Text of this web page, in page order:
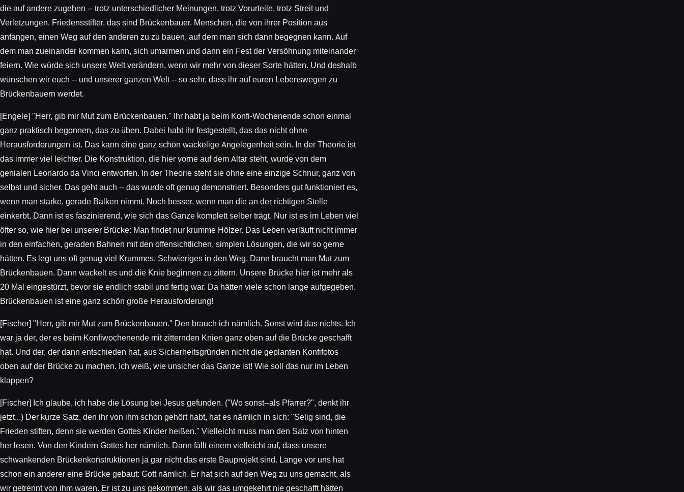
die auf andere zugehen -- trotz unterschiedlicher Meinungen, trotz Vorurteile, trotz Streit und
Verletzungen. Friedensstifter, das sind Brückenbauer. Menschen, die von ihrer Position aus
anfangen, einen Weg auf den anderen zu zu bauen, auf dem man sich dann begegnen kann. Auf
dem man zueinander kommen kann, sich umarmen und dann ein Fest der Versöhnung miteinander
feiern. Wie würde sich unsere Welt verändern, wenn wir mehr von dieser Sorte hätten. Und deshalb
wünschen wir euch -- und unserer ganzen Welt -- so sehr, dass ihr auf euren Lebenswegen zu
Brückenbauern werdet.
[Engele] "Herr, gib mir Mut zum Brückenbauen." Ihr habt ja beim Konfi-Wochenende schon einmal
ganz praktisch begonnen, das zu üben. Dabei habt ihr festgestellt, das das nicht ohne
Herausforderungen ist. Das kann eine ganz schön wackelige Angelegenheit sein. In der Theorie ist
das immer viel leichter. Die Konstruktion, die hier vorne auf dem Altar steht, wurde von dem
genialen Leonardo da Vinci entworfen. In der Theorie steht sie ohne eine einzige Schnur, ganz von
selbst und sicher. Das geht auch -- das wurde oft genug demonstriert. Besonders gut funktioniert es,
wenn man starke, gerade Balken nimmt. Noch besser, wenn man die an der richtigen Stelle
einkerbt. Dann ist es faszinierend, wie sich das Ganze komplett selber trägt. Nur ist es im Leben viel
öfter so, wie hier bei unserer Brücke: Man findet nur krumme Hölzer. Das Leben verläuft nicht immer
in den einfachen, geraden Bahnen mit den offensichtlichen, simplen Lösungen, die wir so gerne
hätten. Es legt uns oft genug viel Krummes, Schwieriges in den Weg. Dann braucht man Mut zum
Brückenbauen. Dann wackelt es und die Knie beginnen zu zittern. Unsere Brücke hier ist mehr als
20 Mal eingestürzt, bevor sie endlich stabil und fertig war. Da hätten viele schon lange aufgegeben.
Brückenbauen ist eine ganz schön große Herausforderung!
[Fischer] "Herr, gib mir Mut zum Brückenbauen." Den brauch ich nämlich. Sonst wird das nichts. Ich
war ja der, der es beim Konfiwochenende mit zitternden Knien ganz oben auf die Brücke geschafft
hat. Und der, der dann entschieden hat, aus Sicherheitsgründen nicht die geplanten Konfifotos
oben auf der Brücke zu machen. Ich weiß, wie unsicher das Ganze ist! Wie soll das nur im Leben
klappen?
[Fischer] Ich glaube, ich habe die Lösung bei Jesus gefunden. ("Wo sonst--als Pfarrer?", denkt ihr
jetzt...) Der kurze Satz, den ihr von ihm schon gehört habt, hat es nämlich in sich: "Selig sind, die
Frieden stiften, denn sie werden Gottes Kinder heißen." Vielleicht muss man den Satz von hinten
her lesen. Von den Kindern Gottes her nämlich. Dann fällt einem vielleicht auf, dass unsere
schwankenden Brückenkonstruktionen ja gar nicht das erste Bauprojekt sind. Lange vor uns hat
schon ein anderer eine Brücke gebaut: Gott nämlich. Er hat sich auf den Weg zu uns gemacht, als
wir getrennt von ihm waren. Er ist zu uns gekommen, als wir das umgekehrt nie geschafft hätten